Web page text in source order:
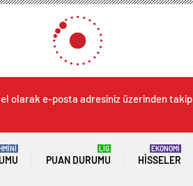
olarak e-posta adresiniz üzerinden takip
PUAN DURUMU
LİG
HISSELER
EKONOMİ